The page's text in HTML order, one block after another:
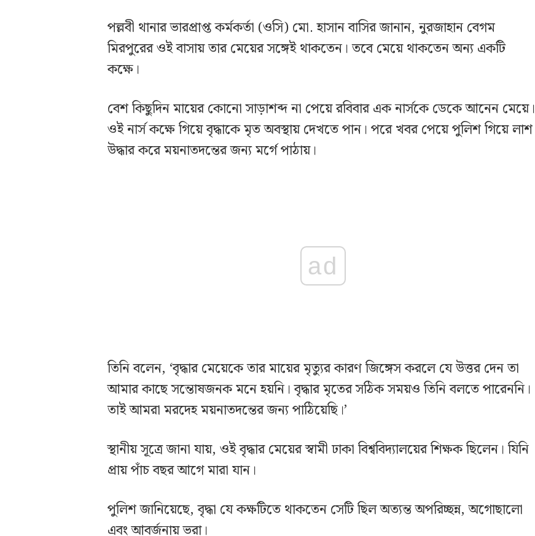
পল্লবী থানার ভারপ্রাপ্ত কর্মকর্তা (ওসি) মো. হাসান বাসির জানান, নুরজাহান বেগম
মিরপুরের ওই বাসায় তার মেয়ের সঙ্গেই থাকতেন। তবে মেয়ে থাকতেন অন্য একটি
কক্ষে।
বেশ কিছুদিন মায়ের কোনো সাড়াশব্দ না পেয়ে রবিবার এক নার্সকে ডেকে আনেন মেয়ে।
ওই নার্স কক্ষে গিয়ে বৃদ্ধাকে মৃত অবস্থায় দেখতে পান। পরে খবর পেয়ে পুলিশ গিয়ে লাশ
উদ্ধার করে ময়নাতদন্তের জন্য মর্গে পাঠায়।
ad
তিনি বলেন, ‘বৃদ্ধার মেয়েকে তার মায়ের মৃত্যুর কারণ জিঙ্গেস করলে যে উত্তর দেন তা
আমার কাছে সন্তোষজনক মনে হয়নি। বৃদ্ধার মৃতের সঠিক সময়ও তিনি বলতে পারেননি।
তাই আমরা মরদেহ ময়নাতদন্তের জন্য পাঠিয়েছি।’
স্থানীয় সূত্রে জানা যায়, ওই বৃদ্ধার মেয়ের স্বামী ঢাকা বিশ্ববিদ্যালয়ের শিক্ষক ছিলেন। যিনি
প্রায় পাঁচ বছর আগে মারা যান।
পুলিশ জানিয়েছে, বৃদ্ধা যে কক্ষটিতে থাকতেন সেটি ছিল অত্যন্ত অপরিচ্ছন্ন, অগোছালো
এবং আবর্জনায় ভরা।